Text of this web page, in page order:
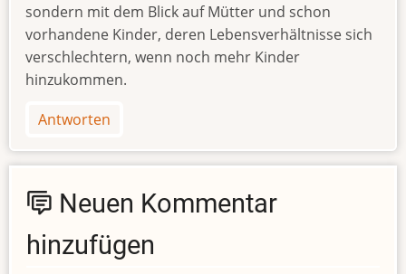
sondern mit dem Blick auf Mütter und schon
vorhandene Kinder, deren Lebensverhältnisse sich
verschlechtern, wenn noch mehr Kinder
hinzukommen.
Antworten
Neuen Kommentar
hinzufügen